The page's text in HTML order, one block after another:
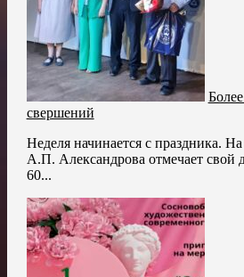
свершений
Неделя начинается с праздника.
А.П. Александрова отмечает свой
60...